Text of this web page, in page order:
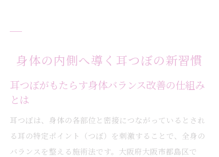
身体の内側へ導く耳つぼの新習慣
耳つぼがもたらす身体バランス改善の仕組み
とは
耳つぼは、身体の各部位と密接につながっているとされ
る耳の特定ポイント（つぼ）を刺激することで、全身の
バランスを整える施術法です。大阪府大阪市都島区で